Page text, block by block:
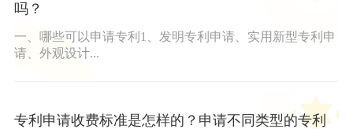
吗？
一、哪些可以申请专利1、发明专利申请、实用新型专利申
请、外观设计...
专利申请收费标准是怎样的？申请不同类型的专利